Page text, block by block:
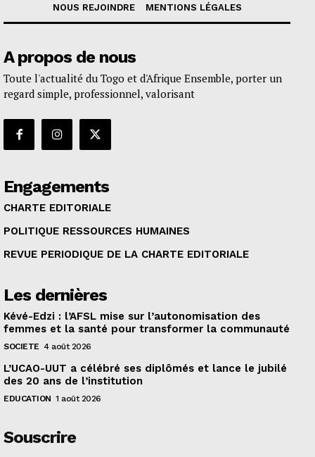
NOUS REJOINDRE
MENTIONS LÉGALES
A propos de nous
Toute l'actualité du Togo et d'Afrique Ensemble, porter un
regard simple, professionnel, valorisant
Engagements
CHARTE EDITORIALE
POLITIQUE RESSOURCES HUMAINES
REVUE PERIODIQUE DE LA CHARTE EDITORIALE
Les dernières
Kévé-Edzi : l’AFSL mise sur l’autonomisation des
femmes et la santé pour transformer la communauté
SOCIETE 4 août 2026
L’UCAO-UUT a célébré ses diplômés et lance le jubilé
des 20 ans de l’institution
EDUCATION 1 août 2026
Souscrire